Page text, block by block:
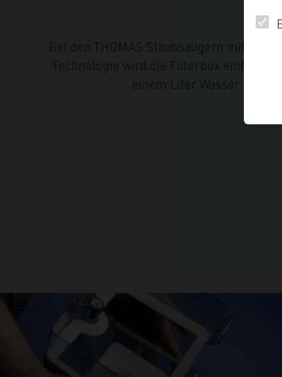
Bei den THOMAS Staubsaugern mit AQUA-
Technologie wird die Filterbox einfach mit
einem Liter Wasser befüllt.